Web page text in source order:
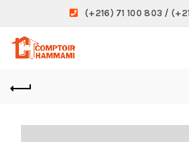
(+216) 71 100 803 /